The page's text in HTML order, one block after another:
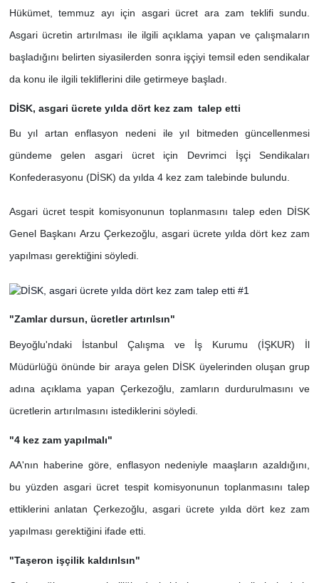
Hükümet, temmuz ayı için asgari ücret ara zam teklifi sundu.
Asgari ücretin artırılması ile ilgili açıklama yapan ve çalışmaların
başladığını belirten siyasilerden sonra işçiyi temsil eden sendikalar
da konu ile ilgili tekliflerini dile getirmeye başladı.
DİSK, asgari ücrete yılda dört kez zam talep etti
Bu yıl artan enflasyon nedeni ile yıl bitmeden güncellenmesi
gündeme gelen asgari ücret için Devrimci İşçi Sendikaları
Konfederasyonu (DİSK) da yılda 4 kez zam talebinde bulundu.
Asgari ücret tespit komisyonunun toplanmasını talep eden DİSK
Genel Başkanı Arzu Çerkezoğlu, asgari ücrete yılda dört kez zam
yapılması gerektiğini söyledi.
"Zamlar dursun, ücretler artırılsın"
Beyoğlu'ndaki İstanbul Çalışma ve İş Kurumu (İŞKUR) İl
Müdürlüğü önünde bir araya gelen DİSK üyelerinden oluşan grup
adına açıklama yapan Çerkezoğlu, zamların durdurulmasını ve
ücretlerin artırılmasını istediklerini söyledi.
"4 kez zam yapılmalı"
AA'nın haberine göre, enflasyon nedeniyle maaşların azaldığını,
bu yüzden asgari ücret tespit komisyonunun toplanmasını talep
ettiklerini anlatan Çerkezoğlu, asgari ücrete yılda dört kez zam
yapılması gerektiğini ifade etti.
"Taşeron işçilik kaldırılsın"